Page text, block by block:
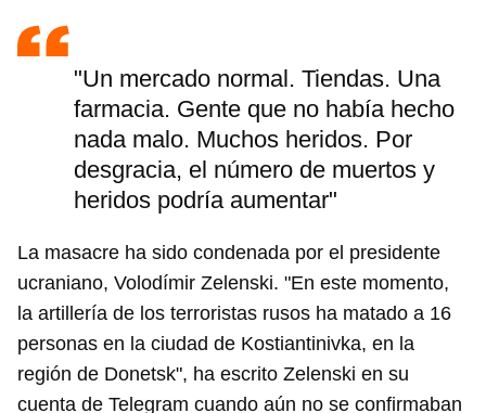
"Un mercado normal. Tiendas. Una
farmacia. Gente que no había hecho
nada malo. Muchos heridos. Por
desgracia, el número de muertos y
heridos podría aumentar"
La masacre ha sido condenada por el presidente
ucraniano, Volodímir Zelenski. "En este momento,
la artillería de los terroristas rusos ha matado a 16
personas en la ciudad de Kostiantinivka, en la
región de Donetsk", ha escrito Zelenski en su
cuenta de Telegram cuando aún no se confirmaban